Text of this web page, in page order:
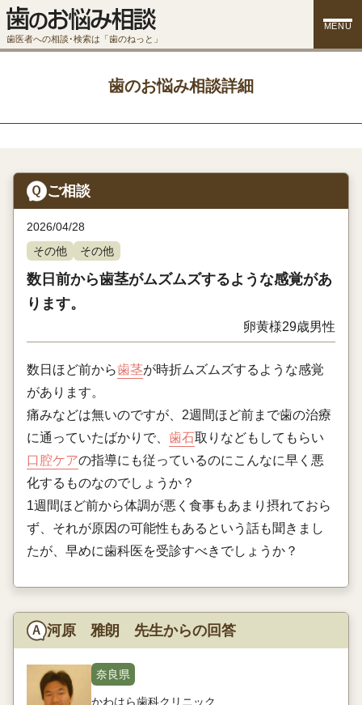
歯医者への相談･検索は「歯のねっと」
MENU
歯のお悩み相談詳細
ご相談
2026/04/28
その他
その他
数日前から歯茎がムズムズするような感覚があ
ります。
卵黄様29歳男性
数日ほど前から歯茎が時折ムズムズするような感覚
があります。
痛みなどは無いのですが、2週間ほど前まで歯の治療
に通っていたばかりで、 歯石取りなどもしてもらい
口腔ケアの指導にも従っているのにこんなに早く悪
化するものなのでしょうか？
1週間ほど前から体調が悪く食事もあまり摂れておら
ず、それが原因の可能性もあるという話も聞きまし
たが、早めに歯科医を受診すべきでしょうか？
河原 雅朗 先生からの回答
奈良県
かわはら歯科クリニック